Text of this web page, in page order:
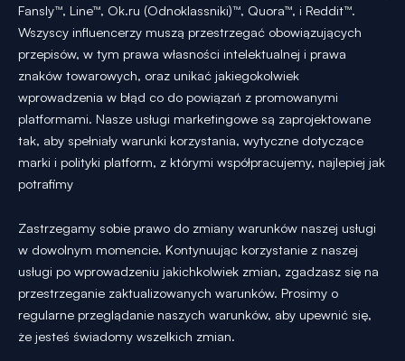
Fansly™, Line™, Ok.ru (Odnoklassniki)™, Quora™, i Reddit™.
Wszyscy influencerzy muszą przestrzegać obowiązujących
przepisów, w tym prawa własności intelektualnej i prawa
znaków towarowych, oraz unikać jakiegokolwiek
wprowadzenia w błąd co do powiązań z promowanymi
platformami. Nasze usługi marketingowe są zaprojektowane
tak, aby spełniały warunki korzystania, wytyczne dotyczące
marki i polityki platform, z którymi współpracujemy, najlepiej jak
potrafimy
Zastrzegamy sobie prawo do zmiany warunków naszej usługi
w dowolnym momencie. Kontynuując korzystanie z naszej
usługi po wprowadzeniu jakichkolwiek zmian, zgadzasz się na
przestrzeganie zaktualizowanych warunków. Prosimy o
regularne przeglądanie naszych warunków, aby upewnić się,
że jesteś świadomy wszelkich zmian.